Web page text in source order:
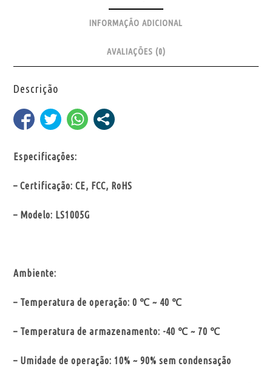
INFORMAÇÃO ADICIONAL
AVALIAÇÕES (0)
Descrição
Especificações:
– Certificação: CE, FCC, RoHS
– Modelo: LS1005G
Ambiente:
– Temperatura de operação: 0 ℃ ~ 40 ℃
– Temperatura de armazenamento: -40 ℃ ~ 70 ℃
– Umidade de operação: 10% ~ 90% sem condensação